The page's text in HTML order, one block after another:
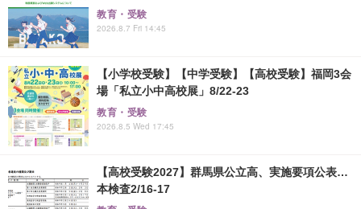
教育・受験
2026.8.7 Fri 14:45
【小学校受験】【中学受験】【高校受験】福岡3会
場「私立小中高校展」8/22-23
教育・受験
2026.8.5 Wed 17:45
【高校受験2027】群馬県公立高、実施要項公表…
本検査2/16-17